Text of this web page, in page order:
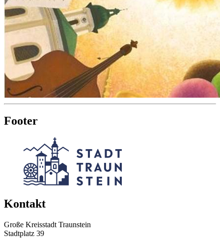
Footer
Kontakt
Große Kreisstadt Traunstein
Stadtplatz 39